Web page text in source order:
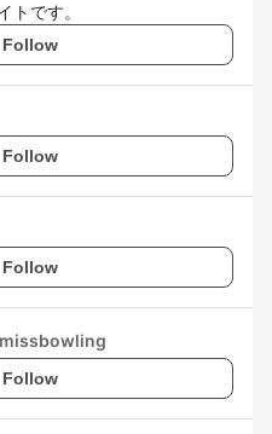
トです。
Follow
Follow
Follow
Follow